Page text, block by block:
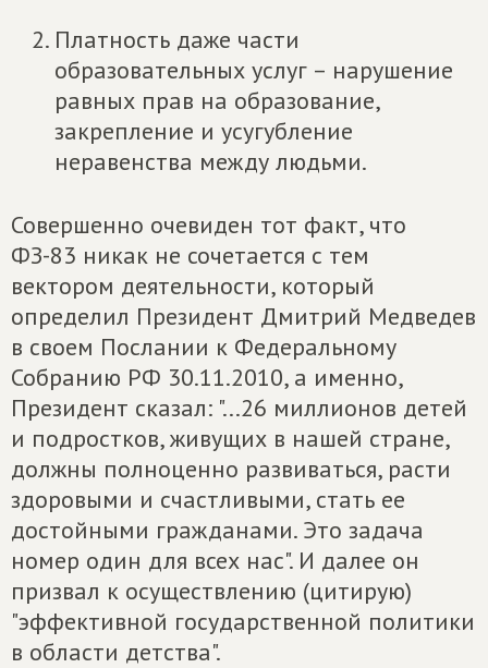
Платность даже части
образовательных услуг – нарушение
равных прав на образование,
закрепление и усугубление
неравенства между людьми.
Совершенно очевиден тот факт, что
ФЗ-83 никак не сочетается с тем
вектором деятельности, который
определил Президент Дмитрий Медведев
в своем Послании к Федеральному
Собранию РФ 30.11.2010, а именно,
Президент сказал: "...26 миллионов детей
и подростков, живущих в нашей стране,
должны полноценно развиваться, расти
здоровыми и счастливыми, стать ее
достойными гражданами. Это задача
номер один для всех нас". И далее он
призвал к осуществлению (цитирую)
"эффективной государственной политики
в области детства".